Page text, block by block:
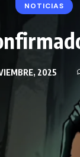
NOTICIAS
2025